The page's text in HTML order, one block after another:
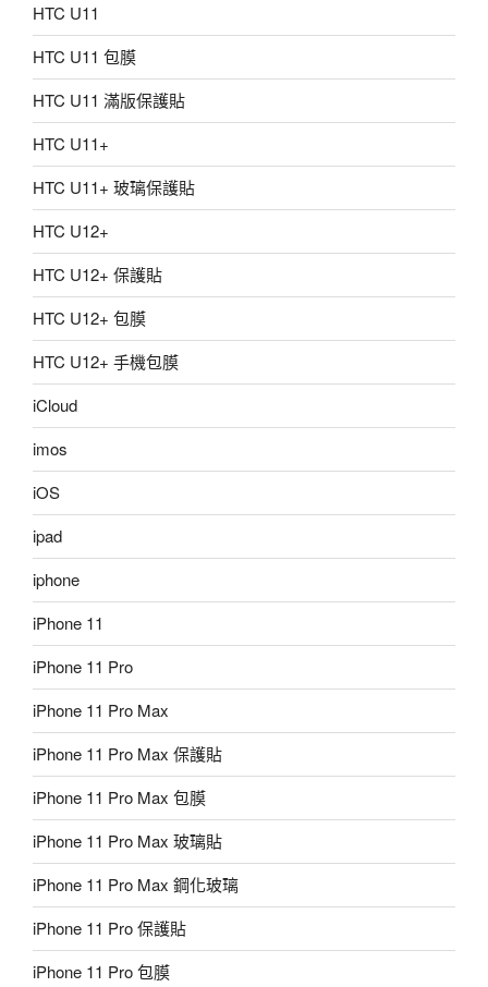
HTC U11
HTC U11 包膜
HTC U11 滿版保護貼
HTC U11+
HTC U11+ 玻璃保護貼
HTC U12+
HTC U12+ 保護貼
HTC U12+ 包膜
HTC U12+ 手機包膜
iCloud
imos
iOS
ipad
iphone
iPhone 11
iPhone 11 Pro
iPhone 11 Pro Max
iPhone 11 Pro Max 保護貼
iPhone 11 Pro Max 包膜
iPhone 11 Pro Max 玻璃貼
iPhone 11 Pro Max 鋼化玻璃
iPhone 11 Pro 保護貼
iPhone 11 Pro 包膜